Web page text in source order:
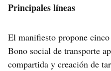
Principales líneas
El manifiesto propone
Bono social de transporte
compartida y creación de